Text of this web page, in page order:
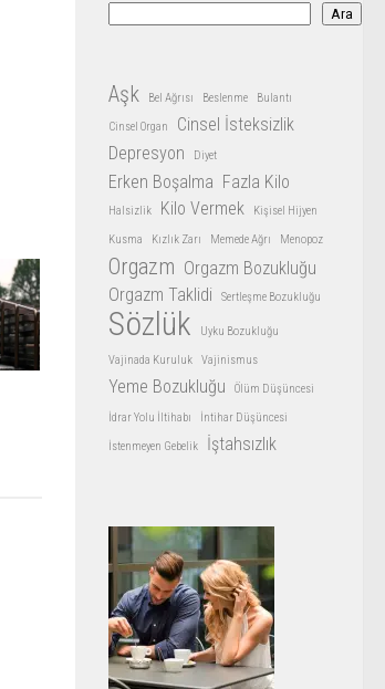
Ara
Aşk Bel Ağrısı Beslenme
Bulantı
Cinsel Organ
Cinsel İsteksizlik
Depresyon
Diyet
Erken Boşalma Fazla Kilo
Halsizlik Kilo Vermek
Kişisel Hijyen
Kusma
Kızlık Zarı Memede Ağrı Menopoz
Orgazm Orgazm Bozukluğu
Orgazm Taklidi
Sertleşme Bozukluğu
Sözlük
Uyku Bozukluğu
Vajinada Kuruluk
Vajinismus
Yeme Bozukluğu
Ölüm Düşüncesi
İdrar Yolu İltihabı
İntihar Düşüncesi
İstenmeyen Gebelik
İştahsızlık